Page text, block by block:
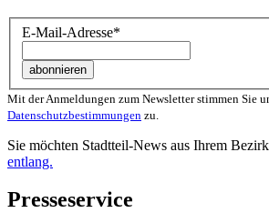
E-Mail-Adresse*
Mit der Anmeldungen zum Newsletter stimmen Sie
Datenschutzbestimmungen zu.
Sie möchten Stadtteil-News aus Ihrem
entlang.
Presseservice